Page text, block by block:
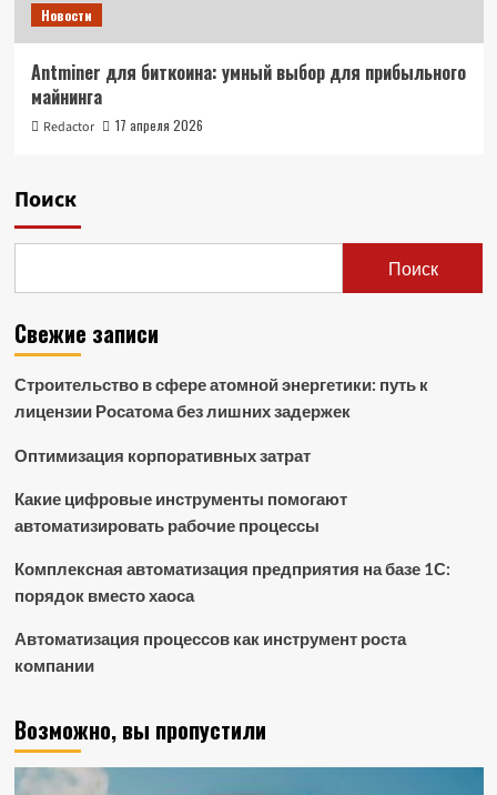
Новости
Antminer для биткоина: умный выбор для прибыльного
майнинга
Redactor 17 апреля 2026
Поиск
Поиск
Свежие записи
Строительство в сфере атомной энергетики: путь к
лицензии Росатома без лишних задержек
Оптимизация корпоративных затрат
Какие цифровые инструменты помогают
автоматизировать рабочие процессы
Комплексная автоматизация предприятия на базе 1С:
порядок вместо хаоса
Автоматизация процессов как инструмент роста
компании
Возможно, вы пропустили